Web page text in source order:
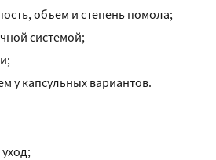
объем и степень помола;
системой;
у капсульных вариантов.